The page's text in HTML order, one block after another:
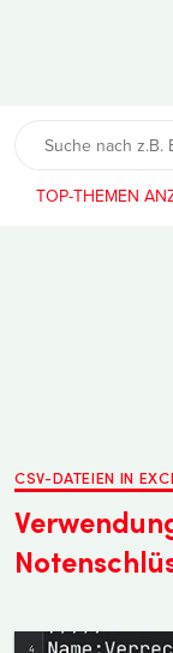
TOP-THEMEN
CSV-DATEIEN IN